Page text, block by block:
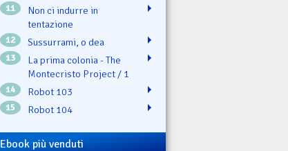
11
Non ci indurre in
tentazione
12 Sussurrami, o dea
13
La prima colonia - The
Montecristo Project / 1
14 Robot 103
15 Robot 104
Ebook più venduti